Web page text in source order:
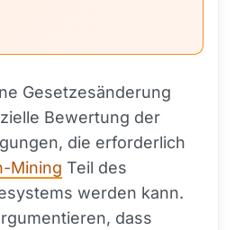
Gesetzesänderung
Bewertung der
die erforderlich
Mining Teil des
werden kann.
dass